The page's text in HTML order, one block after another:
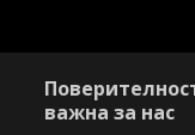
важна за нас